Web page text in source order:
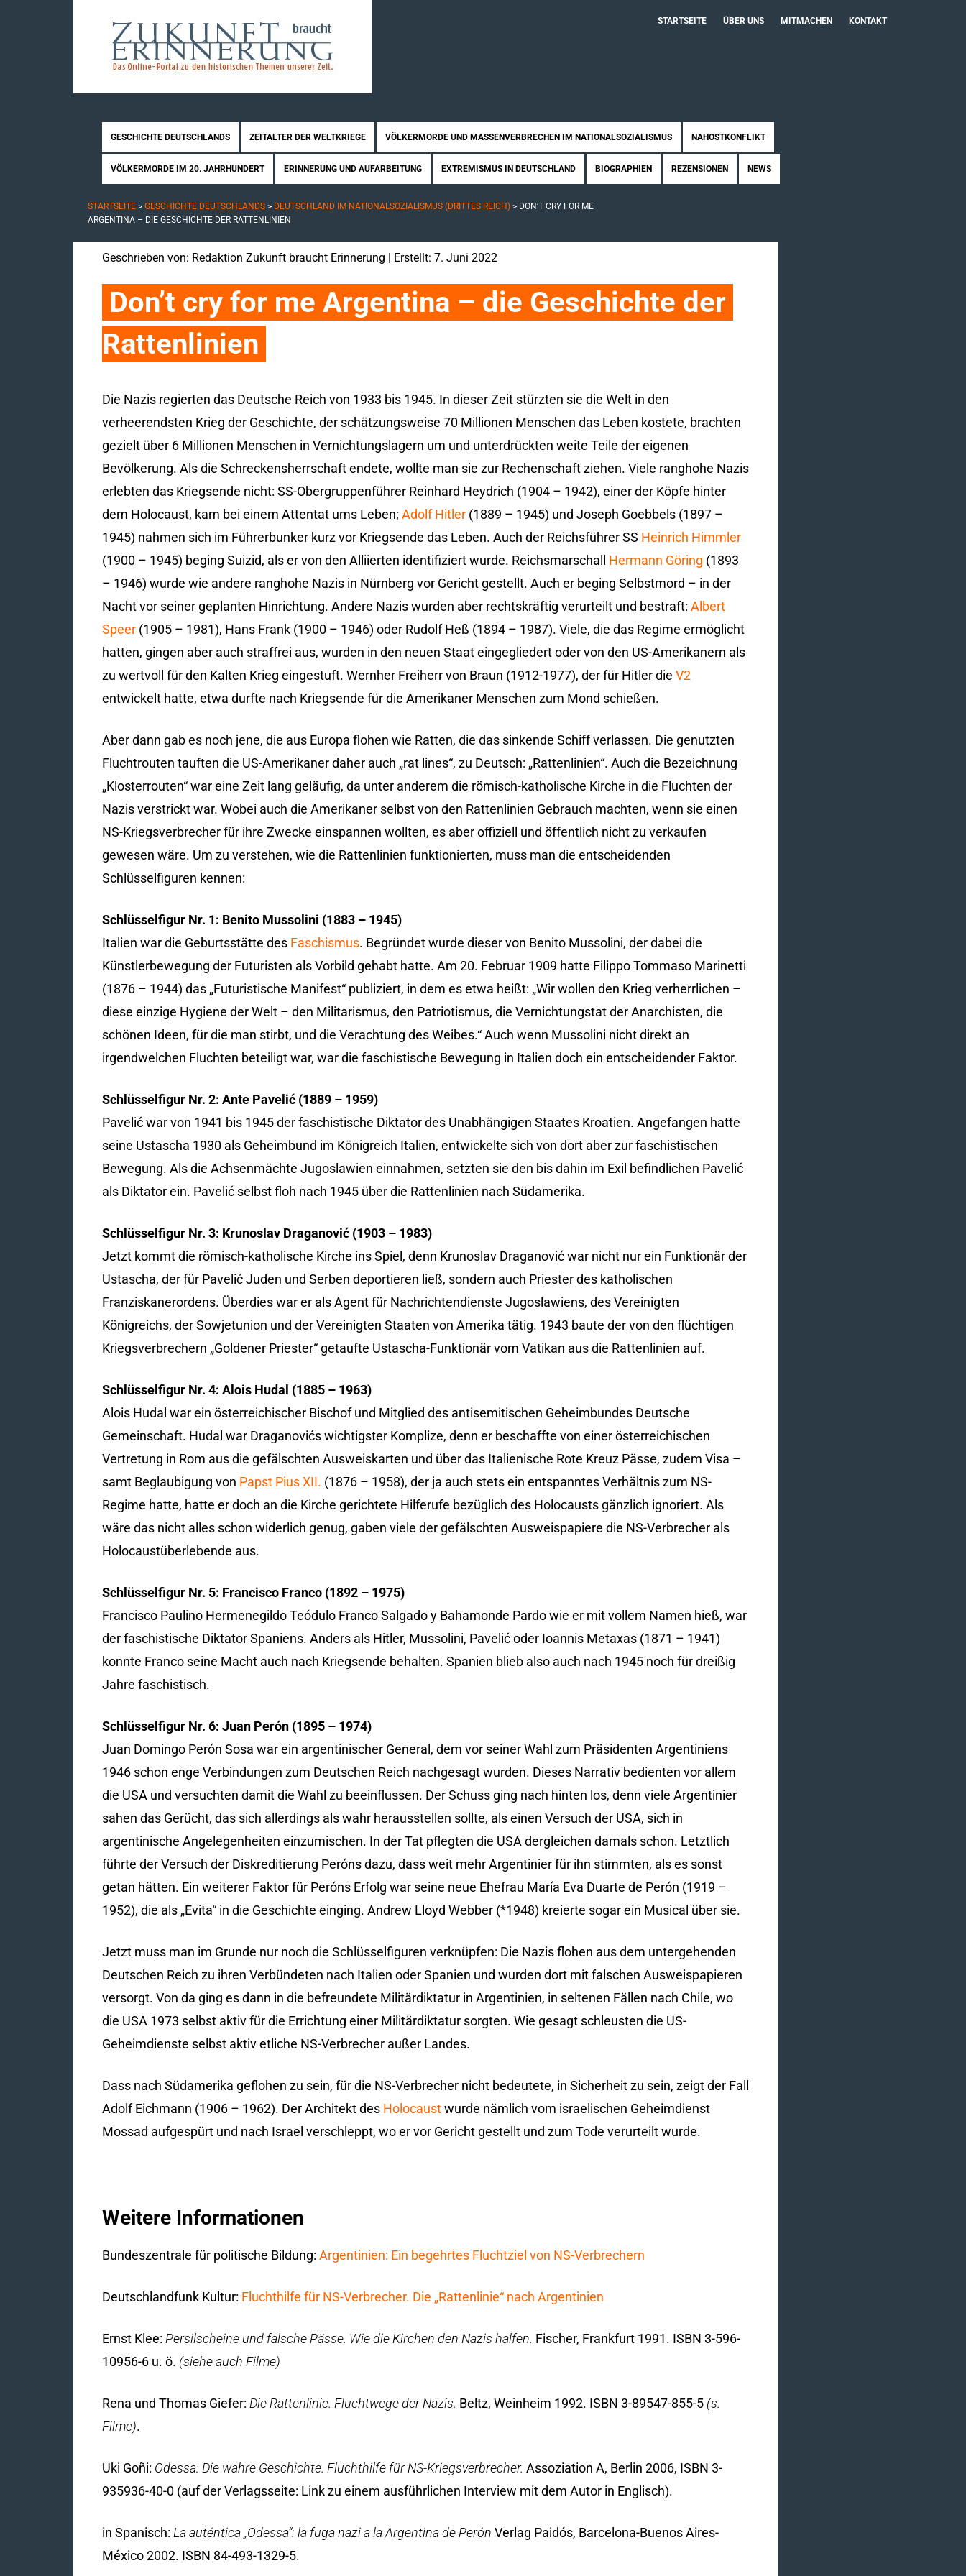
STARTSEITE ÜBER UNS MITMACHEN KONTAKT
GESCHICHTE DEUTSCHLANDS ZEITALTER DER WELTKRIEGE VÖLKERMORDE UND MASSENVERBRECHEN IM NATIONALSOZIALISMUS NAHOSTKONFLIKT
VÖLKERMORDE IM 20. JAHRHUNDERT ERINNERUNG UND AUFARBEITUNG EXTREMISMUS IN DEUTSCHLAND BIOGRAPHIEN REZENSIONEN NEWS
STARTSEITE > GESCHICHTE DEUTSCHLANDS > DEUTSCHLAND IM NATIONALSOZIALISMUS (DRITTES REICH) > DON’T CRY FOR ME
ARGENTINA – DIE GESCHICHTE DER RATTENLINIEN
Geschrieben von: Redaktion Zukunft braucht Erinnerung | Erstellt: 7. Juni 2022
Don’t cry for me Argentina – die Geschichte der
Rattenlinien
Die Nazis regierten das Deutsche Reich von 1933 bis 1945. In dieser Zeit stürzten sie die Welt in den
verheerendsten Krieg der Geschichte, der schätzungsweise 70 Millionen Menschen das Leben kostete, brachten
gezielt über 6 Millionen Menschen in Vernichtungslagern um und unterdrückten weite Teile der eigenen
Bevölkerung. Als die Schreckensherrschaft endete, wollte man sie zur Rechenschaft ziehen. Viele ranghohe Nazis
erlebten das Kriegsende nicht: SS-Obergruppenführer Reinhard Heydrich (1904 – 1942), einer der Köpfe hinter
dem Holocaust, kam bei einem Attentat ums Leben; Adolf Hitler (1889 – 1945) und Joseph Goebbels (1897 –
1945) nahmen sich im Führerbunker kurz vor Kriegsende das Leben. Auch der Reichsführer SS Heinrich Himmler
(1900 – 1945) beging Suizid, als er von den Alliierten identifiziert wurde. Reichsmarschall Hermann Göring (1893
– 1946) wurde wie andere ranghohe Nazis in Nürnberg vor Gericht gestellt. Auch er beging Selbstmord – in der
Nacht vor seiner geplanten Hinrichtung. Andere Nazis wurden aber rechtskräftig verurteilt und bestraft: Albert
Speer (1905 – 1981), Hans Frank (1900 – 1946) oder Rudolf Heß (1894 – 1987). Viele, die das Regime ermöglicht
hatten, gingen aber auch straffrei aus, wurden in den neuen Staat eingegliedert oder von den US-Amerikanern als
zu wertvoll für den Kalten Krieg eingestuft. Wernher Freiherr von Braun (1912-1977), der für Hitler die V2
entwickelt hatte, etwa durfte nach Kriegsende für die Amerikaner Menschen zum Mond schießen.
Aber dann gab es noch jene, die aus Europa flohen wie Ratten, die das sinkende Schiff verlassen. Die genutzten
Fluchtrouten tauften die US-Amerikaner daher auch „rat lines“, zu Deutsch: „Rattenlinien“. Auch die Bezeichnung
„Klosterrouten“ war eine Zeit lang geläufig, da unter anderem die römisch-katholische Kirche in die Fluchten der
Nazis verstrickt war. Wobei auch die Amerikaner selbst von den Rattenlinien Gebrauch machten, wenn sie einen
NS-Kriegsverbrecher für ihre Zwecke einspannen wollten, es aber offiziell und öffentlich nicht zu verkaufen
gewesen wäre. Um zu verstehen, wie die Rattenlinien funktionierten, muss man die entscheidenden
Schlüsselfiguren kennen:
Schlüsselfigur Nr. 1: Benito Mussolini (1883 – 1945)
Italien war die Geburtsstätte des Faschismus. Begründet wurde dieser von Benito Mussolini, der dabei die
Künstlerbewegung der Futuristen als Vorbild gehabt hatte. Am 20. Februar 1909 hatte Filippo Tommaso Marinetti
(1876 – 1944) das „Futuristische Manifest“ publiziert, in dem es etwa heißt: „Wir wollen den Krieg verherrlichen –
diese einzige Hygiene der Welt – den Militarismus, den Patriotismus, die Vernichtungstat der Anarchisten, die
schönen Ideen, für die man stirbt, und die Verachtung des Weibes.“ Auch wenn Mussolini nicht direkt an
irgendwelchen Fluchten beteiligt war, war die faschistische Bewegung in Italien doch ein entscheidender Faktor.
Schlüsselfigur Nr. 2: Ante Pavelić (1889 – 1959)
Pavelić war von 1941 bis 1945 der faschistische Diktator des Unabhängigen Staates Kroatien. Angefangen hatte
seine Ustascha 1930 als Geheimbund im Königreich Italien, entwickelte sich von dort aber zur faschistischen
Bewegung. Als die Achsenmächte Jugoslawien einnahmen, setzten sie den bis dahin im Exil befindlichen Pavelić
als Diktator ein. Pavelić selbst floh nach 1945 über die Rattenlinien nach Südamerika.
Schlüsselfigur Nr. 3: Krunoslav Draganović (1903 – 1983)
Jetzt kommt die römisch-katholische Kirche ins Spiel, denn Krunoslav Draganović war nicht nur ein Funktionär der
Ustascha, der für Pavelić Juden und Serben deportieren ließ, sondern auch Priester des katholischen
Franziskanerordens. Überdies war er als Agent für Nachrichtendienste Jugoslawiens, des Vereinigten
Königreichs, der Sowjetunion und der Vereinigten Staaten von Amerika tätig. 1943 baute der von den flüchtigen
Kriegsverbrechern „Goldener Priester“ getaufte Ustascha-Funktionär vom Vatikan aus die Rattenlinien auf.
Schlüsselfigur Nr. 4: Alois Hudal (1885 – 1963)
Alois Hudal war ein österreichischer Bischof und Mitglied des antisemitischen Geheimbundes Deutsche
Gemeinschaft. Hudal war Draganovićs wichtigster Komplize, denn er beschaffte von einer österreichischen
Vertretung in Rom aus die gefälschten Ausweiskarten und über das Italienische Rote Kreuz Pässe, zudem Visa –
samt Beglaubigung von Papst Pius XII. (1876 – 1958), der ja auch stets ein entspanntes Verhältnis zum NS-
Regime hatte, hatte er doch an die Kirche gerichtete Hilferufe bezüglich des Holocausts gänzlich ignoriert. Als
wäre das nicht alles schon widerlich genug, gaben viele der gefälschten Ausweispapiere die NS-Verbrecher als
Holocaustüberlebende aus.
Schlüsselfigur Nr. 5: Francisco Franco (1892 – 1975)
Francisco Paulino Hermenegildo Teódulo Franco Salgado y Bahamonde Pardo wie er mit vollem Namen hieß, war
der faschistische Diktator Spaniens. Anders als Hitler, Mussolini, Pavelić oder Ioannis Metaxas (1871 – 1941)
konnte Franco seine Macht auch nach Kriegsende behalten. Spanien blieb also auch nach 1945 noch für dreißig
Jahre faschistisch.
Schlüsselfigur Nr. 6: Juan Perón (1895 – 1974)
Juan Domingo Perón Sosa war ein argentinischer General, dem vor seiner Wahl zum Präsidenten Argentiniens
1946 schon enge Verbindungen zum Deutschen Reich nachgesagt wurden. Dieses Narrativ bedienten vor allem
die USA und versuchten damit die Wahl zu beeinflussen. Der Schuss ging nach hinten los, denn viele Argentinier
sahen das Gerücht, das sich allerdings als wahr herausstellen sollte, als einen Versuch der USA, sich in
argentinische Angelegenheiten einzumischen. In der Tat pflegten die USA dergleichen damals schon. Letztlich
führte der Versuch der Diskreditierung Peróns dazu, dass weit mehr Argentinier für ihn stimmten, als es sonst
getan hätten. Ein weiterer Faktor für Peróns Erfolg war seine neue Ehefrau María Eva Duarte de Perón (1919 –
1952), die als „Evita“ in die Geschichte einging. Andrew Lloyd Webber (*1948) kreierte sogar ein Musical über sie.
Jetzt muss man im Grunde nur noch die Schlüsselfiguren verknüpfen: Die Nazis flohen aus dem untergehenden
Deutschen Reich zu ihren Verbündeten nach Italien oder Spanien und wurden dort mit falschen Ausweispapieren
versorgt. Von da ging es dann in die befreundete Militärdiktatur in Argentinien, in seltenen Fällen nach Chile, wo
die USA 1973 selbst aktiv für die Errichtung einer Militärdiktatur sorgten. Wie gesagt schleusten die US-
Geheimdienste selbst aktiv etliche NS-Verbrecher außer Landes.
Dass nach Südamerika geflohen zu sein, für die NS-Verbrecher nicht bedeutete, in Sicherheit zu sein, zeigt der Fall
Adolf Eichmann (1906 – 1962). Der Architekt des Holocaustwurde nämlich vom israelischen Geheimdienst
Mossad aufgespürt und nach Israel verschleppt, wo er vor Gericht gestellt und zum Tode verurteilt wurde.
Weitere Informationen
Bundeszentrale für politische Bildung: Argentinien: Ein begehrtes Fluchtziel von NS-Verbrechern
Deutschlandfunk Kultur: Fluchthilfe für NS-Verbrecher. Die „Rattenlinie“ nach Argentinien
Ernst Klee: Persilscheine und falsche Pässe. Wie die Kirchen den Nazis halfen. Fischer, Frankfurt 1991. ISBN 3-596-
10956-6 u. ö. (siehe auch Filme)
Rena und Thomas Giefer: Die Rattenlinie. Fluchtwege der Nazis. Beltz, Weinheim 1992. ISBN 3-89547-855-5 (s.
Filme).
Uki Goñi: Odessa: Die wahre Geschichte. Fluchthilfe für NS-Kriegsverbrecher. Assoziation A, Berlin 2006, ISBN 3-
935936-40-0 (auf der Verlagsseite: Link zu einem ausführlichen Interview mit dem Autor in Englisch).
in Spanisch: La auténtica „Odessa“: la fuga nazi a la Argentina de Perón Verlag Paidós, Barcelona-Buenos Aires-
México 2002. ISBN 84-493-1329-5.